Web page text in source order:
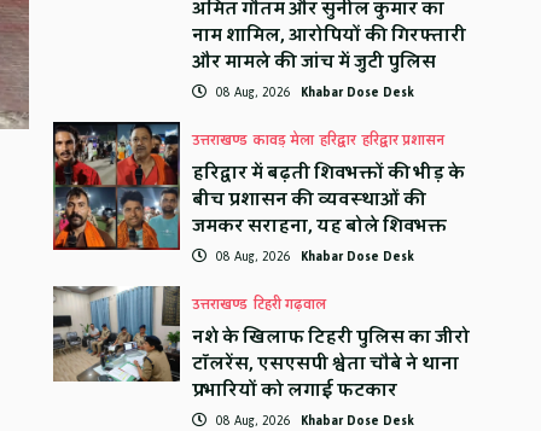
अमित गौतम और सुनील कुमार का
नाम शामिल, आरोपियों की गिरफ्तारी
और मामले की जांच में जुटी पुलिस
08 Aug, 2026 Khabar Dose Desk
उत्तराखण्ड कावड़ मेला हरिद्वार हरिद्वार प्रशासन
हरिद्वार में बढ़ती शिवभक्तों की भीड़ के
बीच प्रशासन की व्यवस्थाओं की
जमकर सराहना, यह बोले शिवभक्त
08 Aug, 2026 Khabar Dose Desk
उत्तराखण्ड टिहरी गढ़वाल
नशे के खिलाफ टिहरी पुलिस का जीरो
टॉलरेंस, एसएसपी श्वेता चौबे ने थाना
प्रभारियों को लगाई फटकार
08 Aug, 2026 Khabar Dose Desk